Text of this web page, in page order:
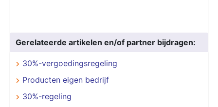
Gerelateerde artikelen en/of partner bijdragen:
30%-vergoedingsregeling
Producten eigen bedrijf
30%-regeling